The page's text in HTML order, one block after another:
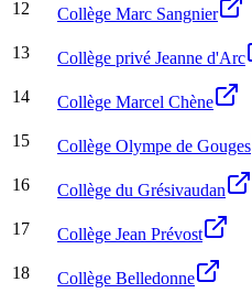
12 Collège Marc Sangnier
13 Collège privé Jeanne d'Arc
14 Collège Marcel Chène
15 Collège Olympe de Gouges
16 Collège du Grésivaudan
17 Collège Jean Prévost
18 Collège Belledonne